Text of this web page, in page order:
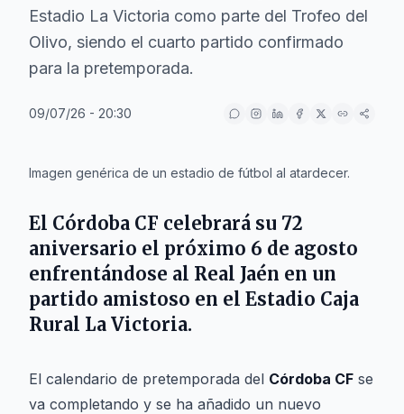
Estadio La Victoria como parte del Trofeo del
Olivo, siendo el cuarto partido confirmado
para la pretemporada.
09/07/26 - 20:30
Imagen genérica de un estadio de fútbol al atardecer.
El Córdoba CF celebrará su 72
aniversario el próximo 6 de agosto
enfrentándose al Real Jaén en un
partido amistoso en el Estadio Caja
Rural La Victoria.
El calendario de pretemporada del Córdoba CF se
va completando y se ha añadido un nuevo